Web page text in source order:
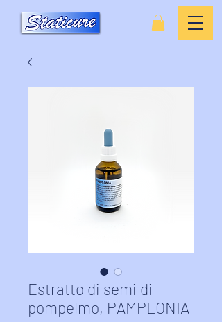
Estratto di semi di
pompelmo, PAMPLONIA